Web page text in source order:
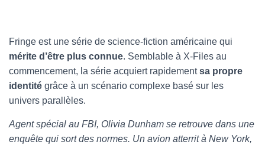
Fringe est une série de science-fiction américaine qui
mérite d’être plus connue. Semblable à X-Files au
commencement, la série acquiert rapidementsa propre
identité grâce à un scénario complexe basé sur les
univers parallèles.
Agent spécial au FBI, Olivia Dunham se retrouve dans une
enquête qui sort des normes. Un avion atterrit à New York,